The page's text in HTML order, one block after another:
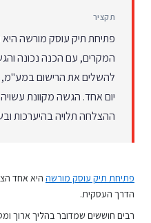
תקציר
פתיחת תיק עוסק מורשה היא
המקרים, עם הכנה נכונה
להשלים את הרישום במע"מ,
יום אחד. הגשה מקוונת
ההצלחה תלויה בהיערכות
פתיחת תיק עוסק מורשה היא אחד
הדרך העסקית.
רבים חוששים שמדובר בהליך ארוך